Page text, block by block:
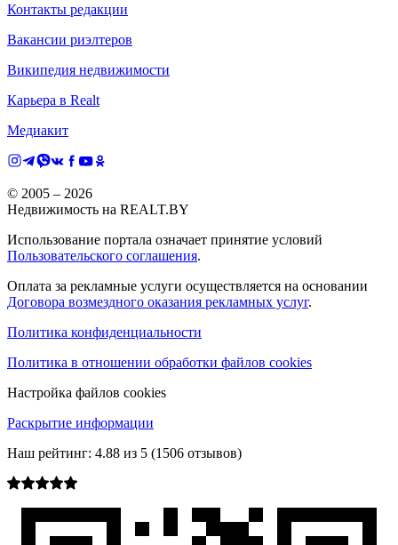
Контакты редакции
Вакансии риэлтеров
Википедия недвижимости
Карьера в Realt
Медиакит
© 2005 – 2026
Недвижимость на REALT.BY
Использование портала означает принятие условий
Пользовательского соглашения.
Оплата за рекламные услуги осуществляется на основании
Договора возмездного оказания рекламных услуг.
Политика конфиденциальности
Политика в отношении обработки файлов cookies
Настройка файлов cookies
Раскрытие информации
Наш рейтинг: 4.88 из 5 (1506 отзывов)